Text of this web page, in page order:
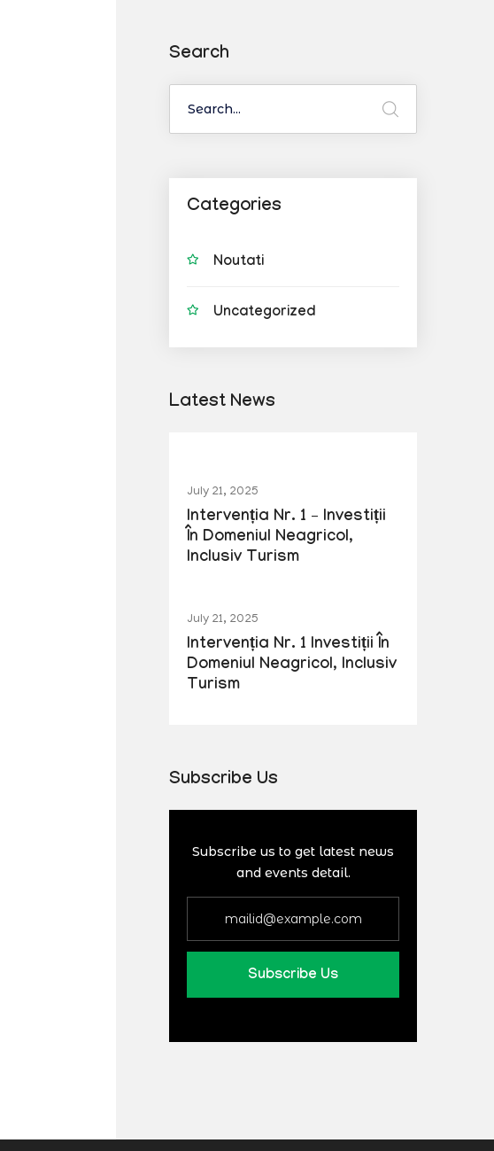
Search
Categories
Noutati
Uncategorized
Latest News
July 21, 2025
Intervenția Nr. 1 – Investiții
În Domeniul Neagricol,
Inclusiv Turism
July 21, 2025
Intervenția Nr. 1 Investiții În
Domeniul Neagricol, Inclusiv
Turism
Subscribe Us
Subscribe us to get latest news
and events detail.
Subscribe Us